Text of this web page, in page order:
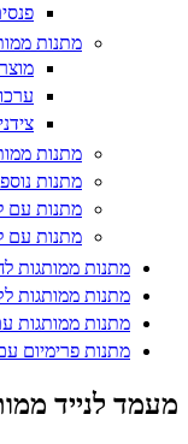
מתנות
מתנות
מתנות
מתנות עם
מתנות עם
מתנות ממותגות
מתנות ממותגות
מתנות ממותגות
מתנות פרימיום עם
מעמד לנייד